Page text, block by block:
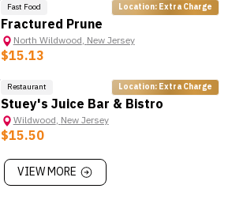
Fast Food Location: Extra Charge
Fractured Prune
North Wildwood,New Jersey
$15.13
Restaurant Location: Extra Charge
Stuey's Juice Bar & Bistro
Wildwood,New Jersey
$15.50
VIEW MORE